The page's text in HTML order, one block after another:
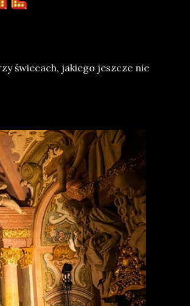
świecach, jakiego jeszcze nie